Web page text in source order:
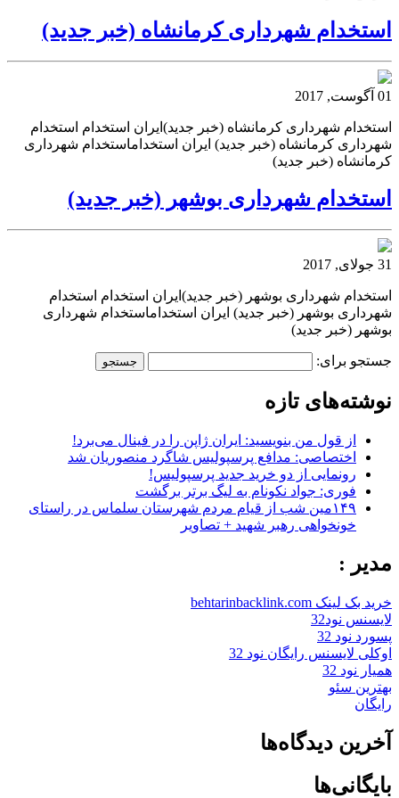
استخدام شهرداری کرمانشاه (خبر جدید)
01 آگوست, 2017
استخدام شهرداری کرمانشاه (خبر جدید)ایران استخدام استخدام
شهرداری کرمانشاه (خبر جدید) ایران استخداماستخدام شهرداری
کرمانشاه (خبر جدید)
استخدام شهرداری بوشهر (خبر جدید)
31 جولای, 2017
استخدام شهرداری بوشهر (خبر جدید)ایران استخدام استخدام
شهرداری بوشهر (خبر جدید) ایران استخداماستخدام شهرداری
بوشهر (خبر جدید)
جستجو برای:
نوشته‌های تازه
از قول من بنویسید: ایران ژاپن را در فینال می‌برد!
اختصاصی: مدافع پرسپولیس شاگرد منصوریان شد
رونمایی از دو خرید جدید پرسپولیس!
فوری: جواد نکونام به لیگ برتر برگشت
۱۴۹مین شب از قیام مردم شهرستان سلماس در راستای
خونخواهی رهبر شهید + تصاویر
مدیر :
خرید بک لینک behtarinbacklink.com
لایسنس نود32
پسورد نود 32
اوکلی لایسنس رایگان نود 32
همیار نود 32
بهترین سئو
رایگان
آخرین دیدگاه‌ها
بایگانی‌ها